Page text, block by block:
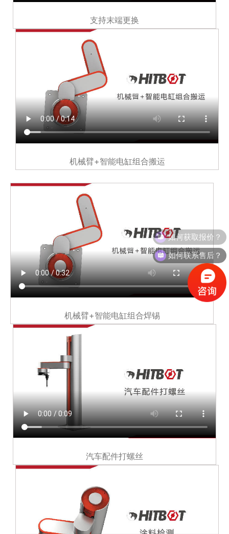
支持末端更换
机械臂+智能电缸组合搬运
机械臂+智能电缸组合焊锡
汽车配件打螺丝
如何获取报价？
如何联系售后？